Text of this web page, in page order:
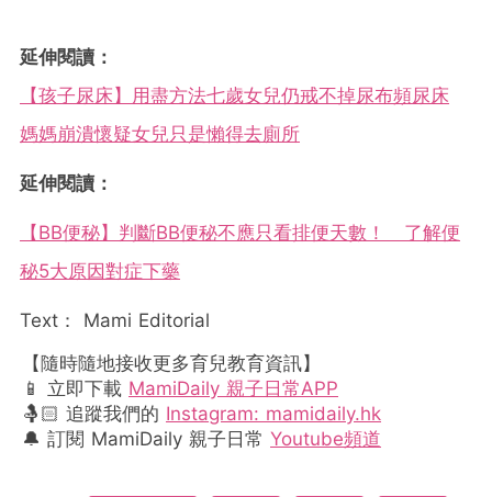
延伸閱讀：
【孩子尿床】用盡方法七歲女兒仍戒不掉尿布頻尿床
媽媽崩潰懷疑女兒只是懶得去廁所
延伸閱讀：
【BB便秘】判斷BB便秘不應只看排便天數！ 了解便
秘5大原因對症下藥
Text： Mami Editorial
【隨時隨地接收更多育兒教育資訊】
📱 立即下載 MamiDaily 親子日常APP
🤱🏻 追蹤我們的 Instagram: mamidaily.hk
🔔 訂閱 MamiDaily 親子日常 Youtube頻道